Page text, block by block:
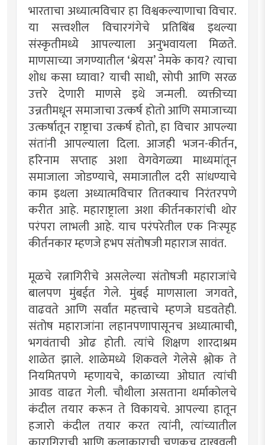
भारताचा अध्यात्मविचार हा विश्वकल्याणाचा विचार.
या सत्त्वशील विचारगंगेचे प्रतिबिंब इथल्या
संस्कृतीमध्ये आपल्याला अनुभवायला मिळते.
माणसाच्या जगण्यातील ‘श्रेयस’ नेमके काय? त्याचा
शोध कसा घ्यावा? याची साधी, सोपी आणि सरळ
उत्तरे देणारी माणसे इथे जन्मली. व्यक्तीच्या
उन्नतीमधून समाजाचा उत्कर्ष होतो आणि समाजाच्या
उत्कर्षातून राष्ट्राचा उत्कर्ष होतो, हा विचार आपल्या
संतांनी आपल्याला दिला. आजही भजन-कीर्तन,
हरिनाम सप्ताह अशा वेगवेगळ्या माध्यमांतून
समाजाला जोडण्याचे, समाजातील दरी सांधण्याचे
काम इथला अध्यात्मविचार तितक्याच निरंतरपणे
करीत आहे. महाराष्ट्राला अशा कीर्तनकारांची थोर
परंपरा लाभली आहे. याच परंपरेतील एक निःस्पृह
कीर्तनकार म्हणजे हभप संतोषजी महाराज सावंत.
मूळचे रत्नागिरीचे असलेल्या संतोषजी महाराजांचे
बालपण मुंबईत गेले. मुंबई माणसाला जगवते,
वाढवते आणि सर्वांत महत्त्वाचे म्हणजे घडवतेही.
संतोष महाराजांना लहानपणापासूनच अध्यात्माची,
भगवंताची ओढ होती. त्यांचे शिक्षण शारदाश्रम
शाळेत झाले. शाळेमध्ये शिकवले गेलेसे श्लोक ते
नियमितपणे म्हणायचे, काळाच्या ओघात त्यांची
आवड वाढत गेली. चौथीला असताना थर्माकोलचे
कंदील तयार करून ते विकायचे. आपल्या हातून
हजारो कंदील तयार करत त्यांनी, त्यांच्यातील